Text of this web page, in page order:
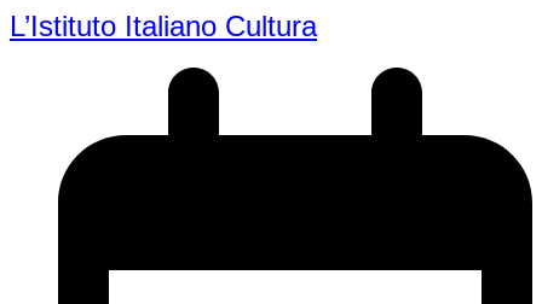
L’Istituto Italiano Cultura